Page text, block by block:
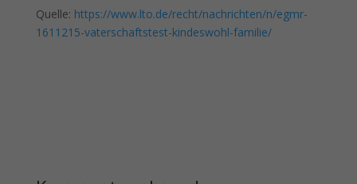
Quelle: https://www.lto.de/recht/nachrichten/n/egmr-
1611215-vaterschaftstest-kindeswohl-familie/